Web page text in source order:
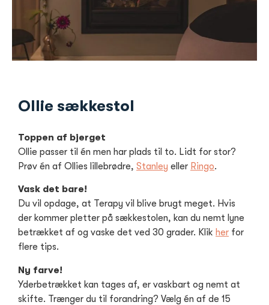
Ollie sækkestol
Toppen af bjerget
Ollie passer til én men har plads til to. Lidt for stor?
Prøv én af Ollies lillebrødre, Stanley eller Ringo.
Vask det bare!
Du vil opdage, at Terapy vil blive brugt meget. Hvis
der kommer pletter på sækkestolen, kan du nemt lyne
betrækket af og vaske det ved 30 grader. Klik her for
flere tips.
Ny farve!
Yderbetrækket kan tages af, er vaskbart og nemt at
skifte. Trænger du til forandring? Vælg én af de 15